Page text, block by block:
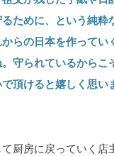
ために、という純粋
らの日本を作ってい
守られているからこ
頂けると嬉しく思い
厨房に戻っていく店